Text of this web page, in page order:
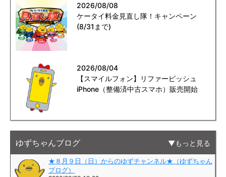
2026/08/08
ケータイ料金見直し隊！キャンペーン
(8/31まで)
2026/08/04
【スマイルフォン】リファービッシュ
iPhone（整備済中古スマホ）販売開始
ゆずちゃんブログ もっと見る